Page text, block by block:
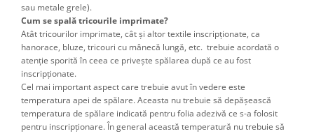
sau metale grele).
Cum se spală tricourile imprimate?
Atât tricourilor imprimate, cât şi altor textile inscripţionate, ca
hanorace, bluze, tricouri cu mânecă lungă, etc. trebuie acordată o
atenţie sporită în ceea ce priveşte spălarea după ce au fost
inscripţionate.
Cel mai important aspect care trebuie avut în vedere este
temperatura apei de spălare. Aceasta nu trebuie să depăşească
temperatura de spălare indicată pentru folia adezivă ce s-a folosit
pentru inscripţionare. În general această temperatură nu trebuie să